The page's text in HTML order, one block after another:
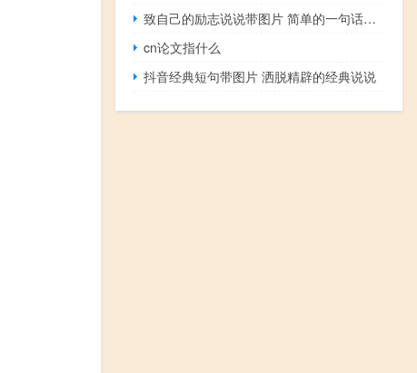
致自己的励志说说带图片 简单的一句话阳光说说写给自己
cn论文指什么
抖音经典短句带图片 洒脱精辟的经典说说